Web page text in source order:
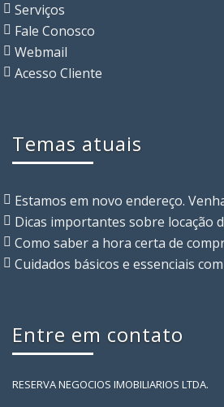
Serviços
Fale Conosco
Webmail
Acesso Cliente
Temas atuais
Estamos em novo endereço.
Dicas importantes sobre locação
Como saber a hora certa de
Cuidados básicos e essenciais
Entre em contato
RESERVA NEGOCIOS IMOBILIARIOS LTDA.